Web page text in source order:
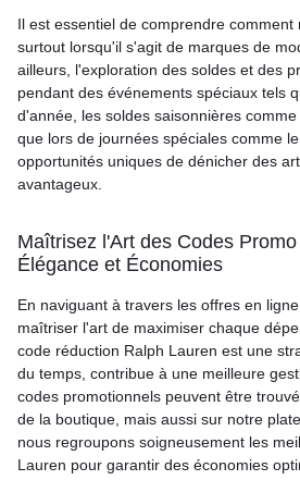
Il est essentiel de comprendre comment
surtout lorsqu'il s'agit de marques de
ailleurs, l'exploration des soldes et des
pendant des événements spéciaux tels
d'année, les soldes saisonnières
que lors de journées spéciales comme
opportunités uniques de dénicher des
avantageux.
Maîtrisez l'Art des Codes
Élégance et Économies
En naviguant à travers les offres en
maîtriser l'art de maximiser chaque
code réduction Ralph Lauren est une
du temps, contribue à une meilleure
codes promotionnels peuvent être
de la boutique, mais aussi sur notre
nous regroupons soigneusement les
Lauren pour garantir des économies